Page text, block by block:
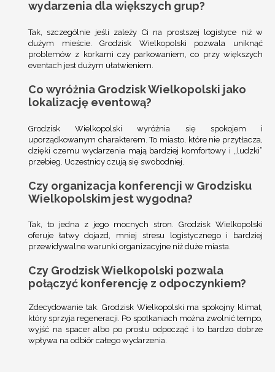
wydarzenia dla większych grup?
Tak, szczególnie jeśli zależy Ci na prostszej logistyce niż w
dużym mieście. Grodzisk Wielkopolski pozwala uniknąć
problemów z korkami czy parkowaniem, co przy większych
eventach jest dużym ułatwieniem.
Co wyróżnia Grodzisk Wielkopolski jako
lokalizację eventową?
Grodzisk Wielkopolski wyróżnia się spokojem i
uporządkowanym charakterem. To miasto, które nie przytłacza,
dzięki czemu wydarzenia mają bardziej komfortowy i „ludzki”
przebieg. Uczestnicy czują się swobodniej.
Czy organizacja konferencji w Grodzisku
Wielkopolskim jest wygodna?
Tak, to jedna z jego mocnych stron. Grodzisk Wielkopolski
oferuje łatwy dojazd, mniej stresu logistycznego i bardziej
przewidywalne warunki organizacyjne niż duże miasta.
Czy Grodzisk Wielkopolski pozwala
połączyć konferencję z odpoczynkiem?
Zdecydowanie tak. Grodzisk Wielkopolski ma spokojny klimat,
który sprzyja regeneracji. Po spotkaniach można zwolnić tempo,
wyjść na spacer albo po prostu odpocząć i to bardzo dobrze
wpływa na odbiór całego wydarzenia.